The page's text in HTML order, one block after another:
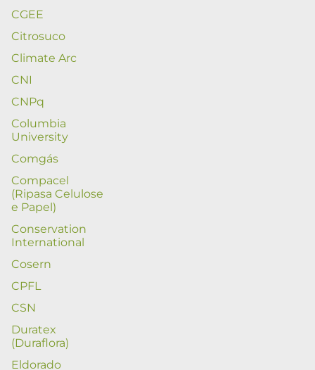
CGEE
Citrosuco
Climate Arc
CNI
CNPq
Columbia
University
Comgás
Compacel
(Ripasa Celulose
e Papel)
Conservation
International
Cosern
CPFL
CSN
Duratex
(Duraflora)
Eldorado